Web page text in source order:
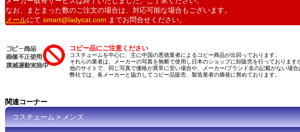
なお、まとまった数のご注文の場合は、対応可能な場合もございます。
メールにて smart@ladycat.com までお問合せください。
コピー品にご注意ください
コスチュームを中心に、主に中国の悪徳業者によるコピー商品が出回っております。
それらの業者は、メーカーの写真を無断で使用し日本のショップに卸販売を行っておりま
他のサイトで、同じ写真で価格が異常に安い場合や、メーカー/ブランド名の記載がない場
弊社では、各メーカーと協力してコピー品販売、製造業者の摘発に努めております。
関連コーナー
コスチューム > メンズ